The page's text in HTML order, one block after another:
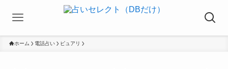
ホーム 電話占い ピュアリ